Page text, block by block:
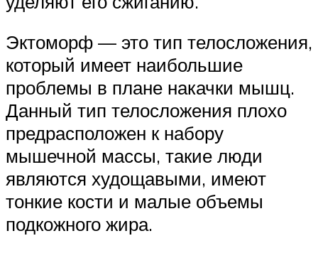
Эктоморф — это тип телосложения,
который имеет наибольшие
проблемы в плане накачки мышц.
Данный тип телосложения плохо
предрасположен к набору
мышечной массы, такие люди
являются худощавыми, имеют
тонкие кости и малые объемы
подкожного жира.